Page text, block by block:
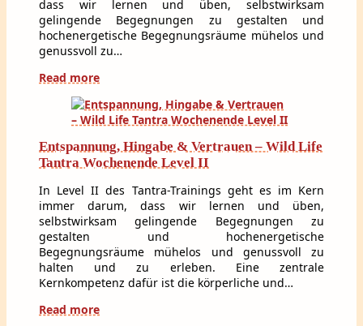
dass wir lernen und üben, selbstwirksam
gelingende Begegnungen zu gestalten und
hochenergetische Begegnungsräume mühelos und
genussvoll zu…
Read more
Entspannung, Hingabe & Vertrauen – Wild Life
Tantra Wochenende Level II
In Level II des Tantra-Trainings geht es im Kern
immer darum, dass wir lernen und üben,
selbstwirksam gelingende Begegnungen zu
gestalten und hochenergetische
Begegnungsräume mühelos und genussvoll zu
halten und zu erleben. Eine zentrale
Kernkompetenz dafür ist die körperliche und…
Read more